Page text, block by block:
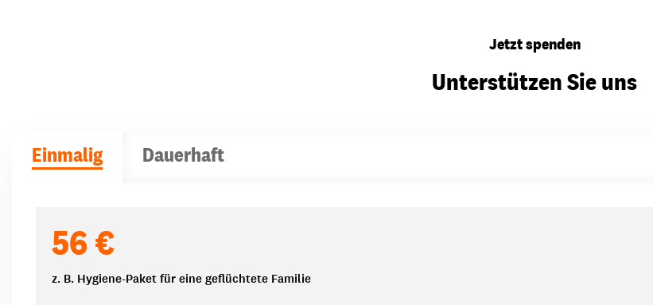
Jetzt spenden
Unterstützen Sie uns
Einmalig Dauerhaft
56 €
z. B. Hygiene-Paket für eine geflüchtete Familie